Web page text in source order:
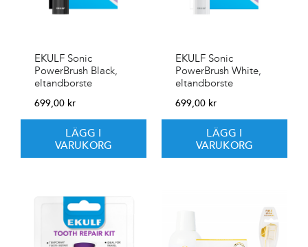
EKULF Sonic
PowerBrush Black,
eltandborste
699,00 kr
LÄGG I
VARUKORG
EKULF Sonic
PowerBrush White,
eltandborste
699,00 kr
LÄGG I
VARUKORG